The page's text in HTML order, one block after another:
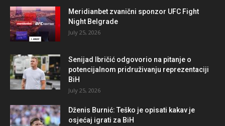
Meridianbet zvanični sponzor UFC Fight
Night Belgrade
July 25, 2026
Senijad Ibričić odgovorio na pitanje o
potencijalnom pridruživanju reprezentaciji
BiH
July 25, 2026
Dženis Burnić: Teško je opisati kakav je
osjećaj igrati za BiH